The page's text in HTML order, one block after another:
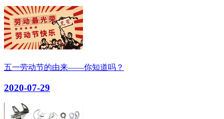
五一劳动节的由来——你知道吗？
2020-07-29